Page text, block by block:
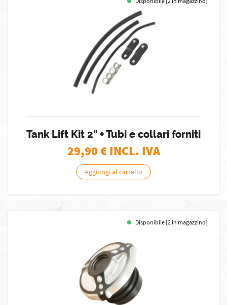
Tank Lift Kit 2" + Tubi e collari forniti
29,90€ INCL. IVA
Aggiungi al carrello
Disponibile [2 in magazzino]